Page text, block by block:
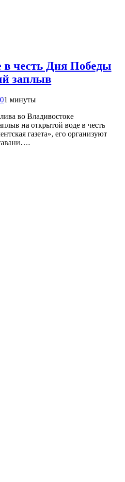
в честь Дня Победы
заплыв
01 минуты
во Владивостоке
на открытой воде в честь
газета», его организуют